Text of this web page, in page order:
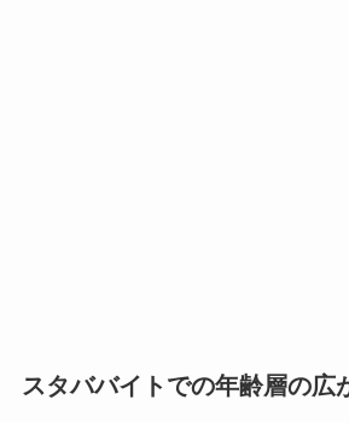
スタババイトでの年齢層の広